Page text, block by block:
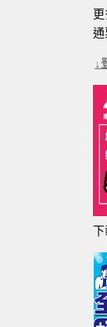
更
通
↓
下